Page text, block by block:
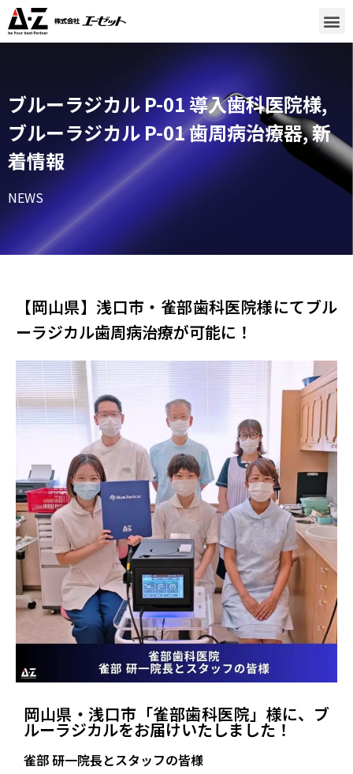
ブルーラジカル P-01 導入歯科医院様,
ブルーラジカル P-01 歯周病治療器,新
着情報
NEWS
【岡山県】浅口市・雀部歯科医院様にてブル
ーラジカル歯周病治療が可能に！
岡山県・浅口市「雀部歯科医院」様に、ブ
ルーラジカルをお届けいたしました！
雀部 研一院長とスタッフの皆様